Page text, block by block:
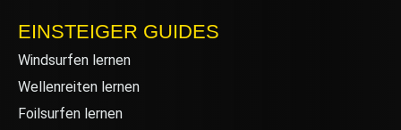
EINSTEIGER GUIDES
Windsurfen lernen
Wellenreiten lernen
Foilsurfen lernen